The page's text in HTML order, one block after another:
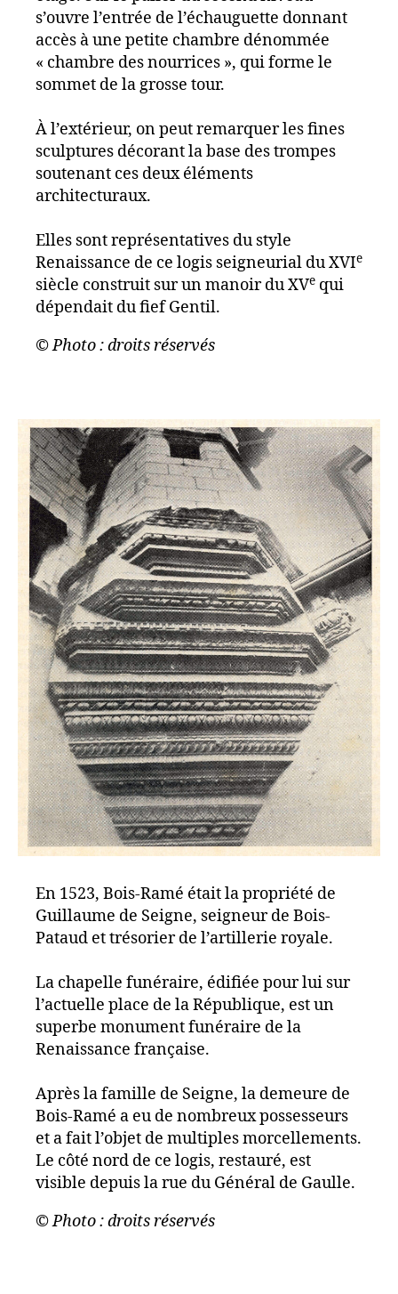
s’ouvre l’entrée de l’échauguette donnant
accès à une petite chambre dénommée
« chambre des nourrices », qui forme le
sommet de la grosse tour.
À l’extérieur, on peut remarquer les fines
sculptures décorant la base des trompes
soutenant ces deux éléments
architecturaux.
Elles sont représentatives du style
Renaissance de ce logis seigneurial du XVIe
siècle construit sur un manoir du XVe qui
dépendait du fief Gentil.
© Photo : droits réservés
En 1523, Bois-Ramé était la propriété de
Guillaume de Seigne, seigneur de Bois-
Pataud et trésorier de l’artillerie royale.
La chapelle funéraire, édifiée pour lui sur
l’actuelle place de la République, est un
superbe monument funéraire de la
Renaissance française.
Après la famille de Seigne, la demeure de
Bois-Ramé a eu de nombreux possesseurs
et a fait l’objet de multiples morcellements.
Le côté nord de ce logis, restauré, est
visible depuis la rue du Général de Gaulle.
© Photo : droits réservés